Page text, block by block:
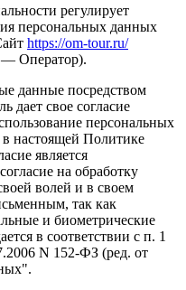
регулирует
персональных данных
https://om-tour.ru/
— Оператор).
данные посредством
дает свое согласие
персональных
настоящей Политике
является
на обработку
волей и в своем
так как
и биометрические
в соответствии с п. 1
N 152-ФЗ (ред. от